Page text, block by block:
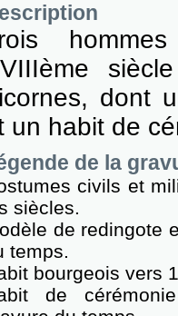
dont
un habit de
de la
civils et
siècles.
de redingote
temps.
bourgeois vers
de